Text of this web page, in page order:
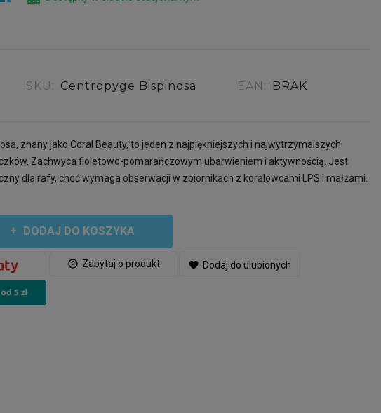
SKU: Centropyge Bispinosa EAN: BRAK
znany jako Coral Beauty, to jeden z najpiękniejszych i najwytrzymalszych
Zachwyca fioletowo-pomarańczowym ubarwieniem i aktywnością. Jest
dla rafy, choć wymaga obserwacji w zbiornikach z koralowcami LPS i małżami.
DODAJ DO KOSZYKA
help_outline Zapytaj o produkt favorite Dodaj do ulubionych